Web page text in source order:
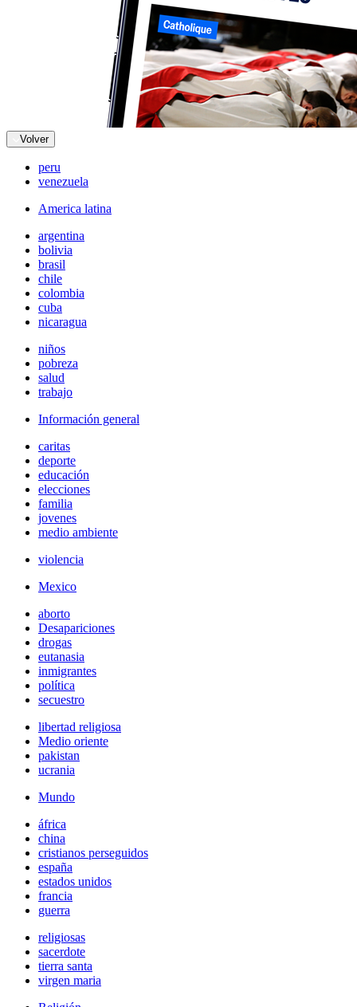
Volver
peru
venezuela
America latina
argentina
bolivia
brasil
chile
colombia
cuba
nicaragua
niños
pobreza
salud
trabajo
Información general
caritas
deporte
educación
elecciones
familia
jovenes
medio ambiente
violencia
Mexico
aborto
Desapariciones
drogas
eutanasia
inmigrantes
política
secuestro
libertad religiosa
Medio oriente
pakistan
ucrania
Mundo
áfrica
china
cristianos perseguidos
españa
estados unidos
francia
guerra
religiosas
sacerdote
tierra santa
virgen maria